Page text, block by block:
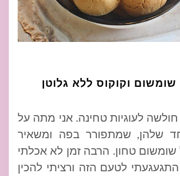
וקוקוס ללא גלוטן
לעוגיות טחינה. אני מתה על
שלהן, שמתפורר בפה ומשאיר
טחון. הרבה זמן לא אכלתי
התגעגעתי לטעם הזה ורציתי להכין